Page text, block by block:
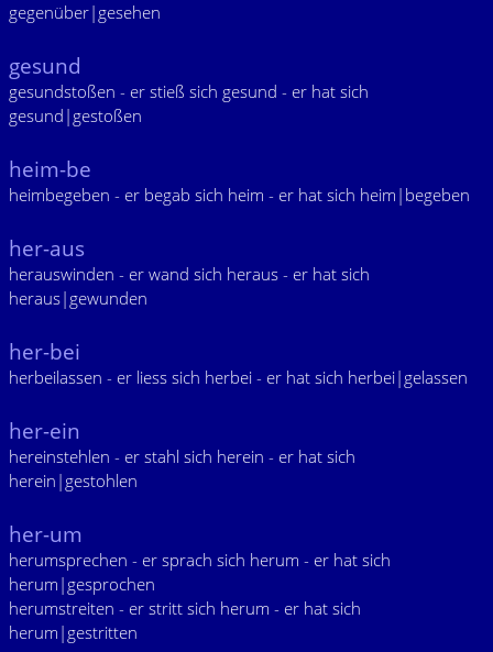
gegenüber|gesehen
gesund
gesundstoßen - er stieß sich gesund - er hat sich
gesund|gestoßen
heim-be
heimbegeben - er begab sich heim - er hat sich heim|begeben
her-aus
herauswinden - er wand sich heraus - er hat sich
heraus|gewunden
her-bei
herbeilassen - er liess sich herbei - er hat sich herbei|gelassen
her-ein
hereinstehlen - er stahl sich herein - er hat sich
herein|gestohlen
her-um
herumsprechen - er sprach sich herum - er hat sich
herum|gesprochen
herumstreiten - er stritt sich herum - er hat sich
herum|gestritten